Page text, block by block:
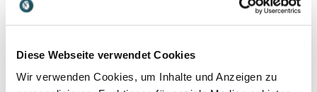
Diese Webseite verwendet Cookies
Wir verwenden Cookies, um Inhalte und Anzeigen zu
Für Unternehmen ist ein starkes Beziehungsnetzwerk
Es öffnet Türen zu neuen Märkten, erleichtert den
beschleunigt Innovationsprozesse durch